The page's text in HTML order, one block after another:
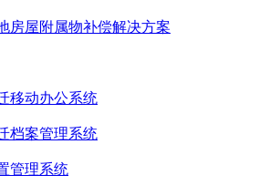
房屋附属物补偿解决方案
移动办公系统
档案管理系统
管理系统